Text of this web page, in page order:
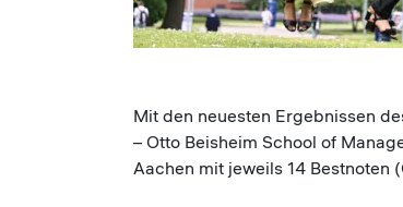
Mit den neuesten Ergebnissen
– Otto Beisheim School of
Aachen mit jeweils 14 Bestnoten